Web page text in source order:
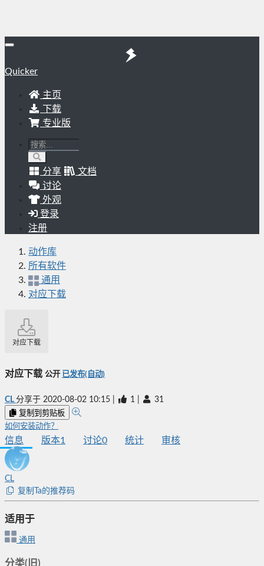
Quicker
主页
下载
专业版
分享
文档
讨论
外观
登录
注册
动作库
所有软件
通用
对应下载
对应下载
对应下载 公开 已发布(自动)
CL 分享于 2020-08-02 10:15 1 31
复制到剪贴板
如何安装动作？
信息 版本1 讨论0 统计 审核
CL
复制Ta的推荐码
适用于
通用
分类(旧)